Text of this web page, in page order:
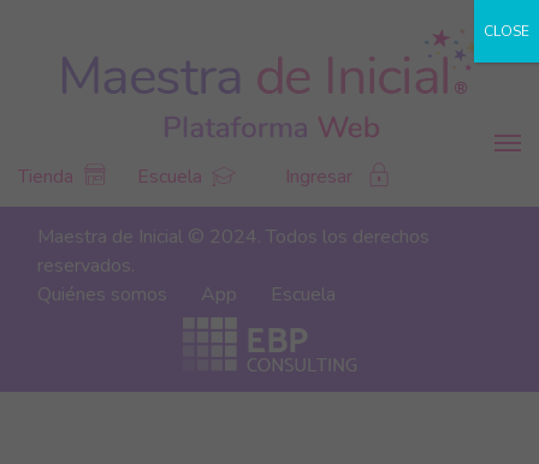
Tienda Escuela Ingresar
CLOSE
Maestra de Inicial © 2024. Todos los derechos
reservados.
Quiénes somos
App Escuela